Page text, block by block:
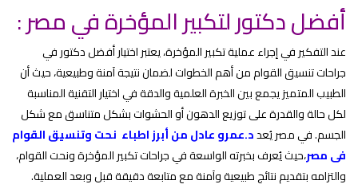
أفضل دكتور لتكبير المؤخرة في مصر:
عند التفكير في إجراء عملية تكبير المؤخرة، يعتبر اختيار أفضل دكتور في
جراحات تنسيق القوام من أهم الخطوات لضمان نتيجة آمنة وطبيعية، حيث أن
الطبيب المتميز يجمع بين الخبرة العلمية والدقة في اختيار التقنية المناسبة
لكل حالة والقدرة على توزيع الدهون أو الحشوات بشكل متناسق مع شكل
الجسم. في مصر يُعدد.عمرو عادلمن أبرز اطباء نحت وتنسيق القوام
فى مصر،حيث يُعرف بخبرته الواسعة في جراحات تكبير المؤخرة ونحت القوام،
والتزامه بتقديم نتائج طبيعية وآمنة مع متابعة دقيقة قبل وبعد العملية.